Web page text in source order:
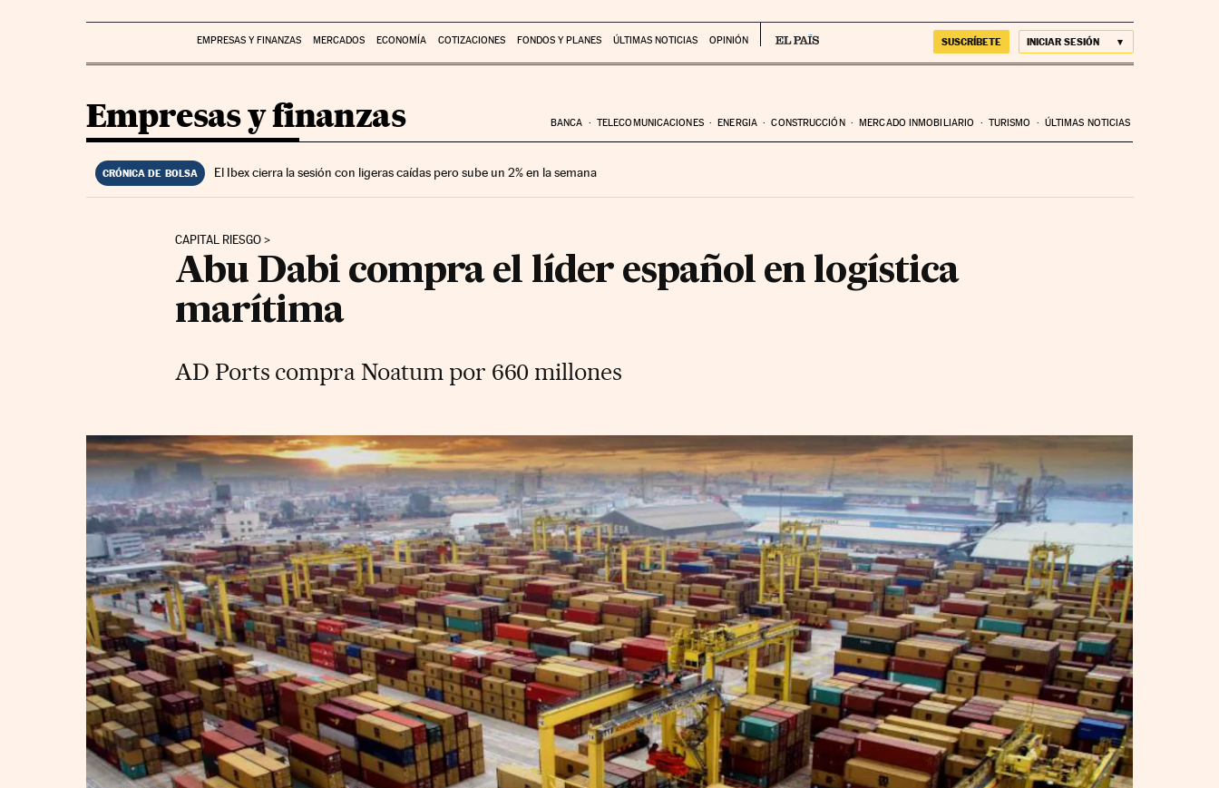
EMPRESAS Y FINANZAS MERCADOS ECONOMÍA COTIZACIONES FONDOS Y PLANES ÚLTIMAS NOTICIAS OPINIÓN SUSCRÍBETE INICIAR SESIÓN
Empresas y finanzas BANCA TELECOMUNICACIONES ENERGIA CONSTRUCCIÓN MERCADO INMOBILIARIO TURISMO ÚLTIMAS NOTICIAS
CRÓNICA DE BOLSA El Ibex cierra la sesión con ligeras caídas pero sube un 2% en la semana
CAPITAL RIESGO
Abu Dabi compra el líder español en logística
marítima
AD Ports compra Noatum por 660 millones